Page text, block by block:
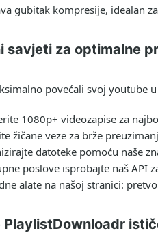
gubitak kompresije, idealan
savjeti za optimalne
povećali svoj youtube
1080p+ videozapise za
žičane veze za brže
datoteke pomoću naše
poslove isprobajte naš API
alate na našoj stranici:
PlaylistDownloadr